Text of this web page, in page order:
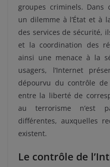
groupes criminels. Dans
un dilemme à l’État et à
des services de sécurité,
et la coordination des
ainsi une menace à la
usagers, l’Internet
dépourvu du contrôle
entre la liberté de
au terrorisme n’est
différentes, auxquelles
existent.
Le contrôle de